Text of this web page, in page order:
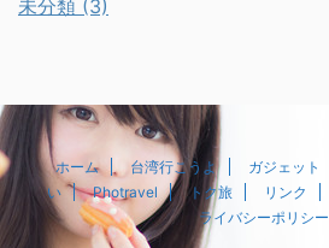
未分類 (3)
ホーム 台湾行こうよ ガジェット
い
Photravel トク旅 リンク
ライバシーポリシー